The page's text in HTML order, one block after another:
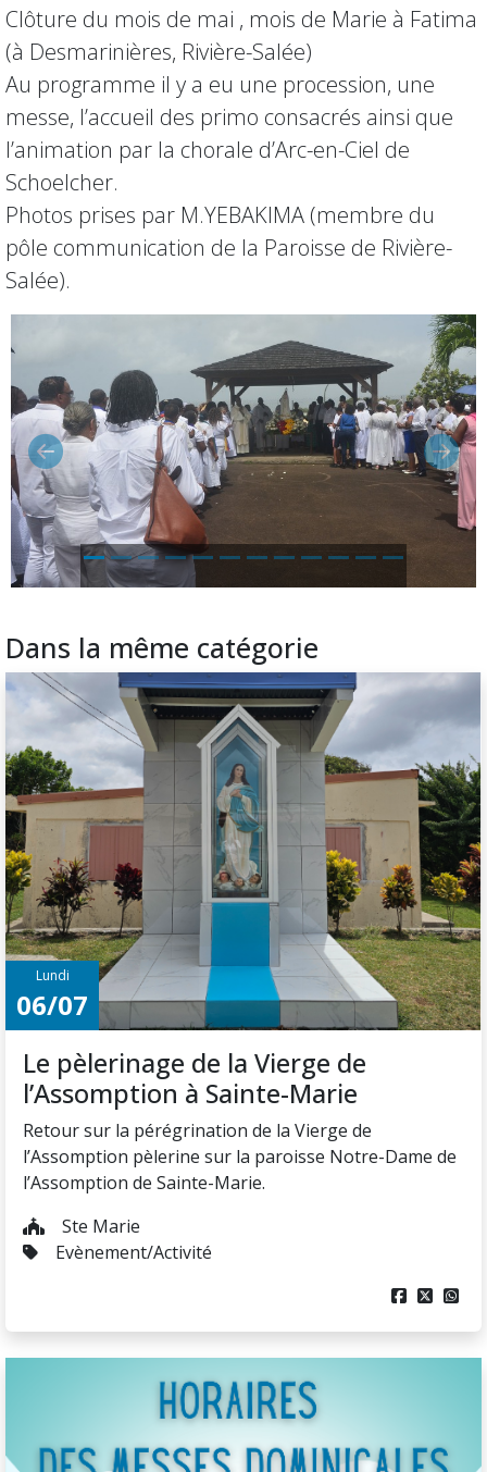
Clôture du mois de mai , mois de Marie à Fatima
(à Desmarinières, Rivière-Salée)
Au programme il y a eu une procession, une
messe, l’accueil des primo consacrés ainsi que
l’animation par la chorale d’Arc-en-Ciel de
Schoelcher.
Photos prises par M.YEBAKIMA (membre du
pôle communication de la Paroisse de Rivière-
Salée).
Précédent
Dans la même catégorie
Lundi
06/07
Le pèlerinage de la Vierge de
l’Assomption à Sainte-Marie
Retour sur la pérégrination de la Vierge de
l’Assomption pèlerine sur la paroisse Notre-Dame de
l’Assomption de Sainte-Marie.
Ste Marie
Evènement/Activité
  